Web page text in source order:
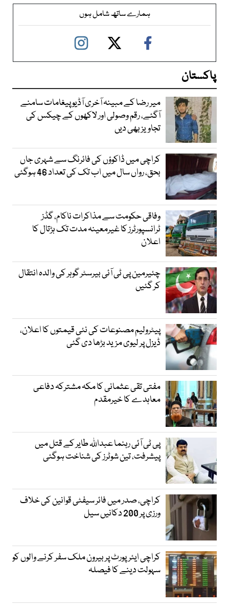
ہمارے ساتھ شامل ہوں
پاکستان
میر رضا کے مبینہ آخری آڈیو پیغامات سامنے
آگئے، رقم وصولی اور لاکھوں کے چیکس کی
تجاویز بھی دیں
کراچی میں ڈاکوؤں کی فائرنگ سے شہری جاں
بحق، رواں سال میں اب تک کی تعداد 46 ہوگئی
وفاقی حکومت سے مذاکرات ناکام، گڈز
ٹرانسپورٹرز کا غیرمعینہ مدت تک ہڑتال کا
اعلان
چئیرمین پی ٹی آئی بیرسٹر گوہر کی والدہ انتقال
کر گئیں
پیٹرولیم مصنوعات کی نئی قیمتوں کا اعلان،
ڈیزل پر لیوی مزید بڑھا دی گئی
مفتی تقی عثمانی کا مکہ مشترکہ دفاعی
معاہدے کا خیرمقدم
پی ٹی آئی رہنما عبداللہ طایر کے قتل میں
پیشرفت، تین شوٹرز کی شناخت ہوگئی
کراچی، صدر میں فائر سیفٹی قوانین کی خلاف
ورزی پر 200 دکانیں سیل
کراچی ایئرپورٹ پر بیرون ملک سفر کرنے والوں کو
سہولت دینے کا فیصلہ